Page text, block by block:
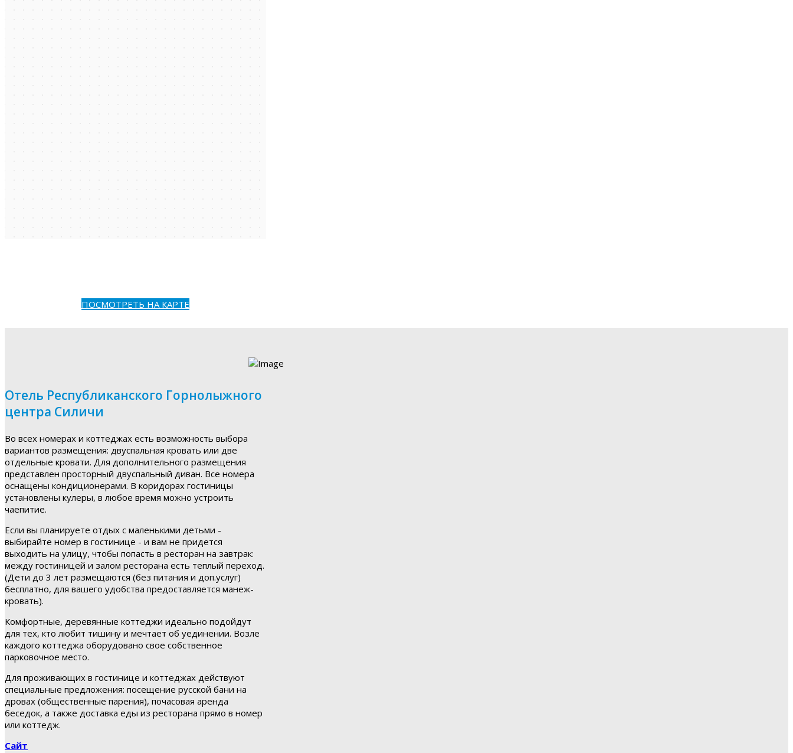
ПОСМОТРЕТЬ НА КАРТЕ
Отель Республиканского Горнолыжного
центра Силичи
Во всех номерах и коттеджах есть возможность выбора
вариантов размещения: двуспальная кровать или две
отдельные кровати. Для дополнительного размещения
представлен просторный двуспальный диван. Все номера
оснащены кондиционерами. В коридорах гостиницы
установлены кулеры, в любое время можно устроить
чаепитие.
Если вы планируете отдых с маленькими детьми -
выбирайте номер в гостинице - и вам не придется
выходить на улицу, чтобы попасть в ресторан на завтрак:
между гостиницей и залом ресторана есть теплый переход.
(Дети до 3 лет размещаются (без питания и доп.услуг)
бесплатно, для вашего удобства предоставляется манеж-
кровать).
Комфортные, деревянные коттеджи идеально подойдут
для тех, кто любит тишину и мечтает об уединении. Возле
каждого коттеджа оборудовано свое собственное
парковочное место.
Для проживающих в гостинице и коттеджах действуют
специальные предложения: посещение русской бани на
дровах (общественные парения), почасовая аренда
беседок, а также доставка еды из ресторана прямо в номер
или коттедж.
Сайт